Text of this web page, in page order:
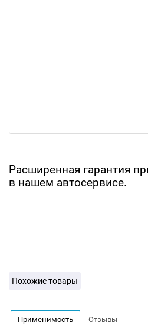
Расширенная гарантия
в нашем автосервисе.
Похожие товары
Применимость Отзывы